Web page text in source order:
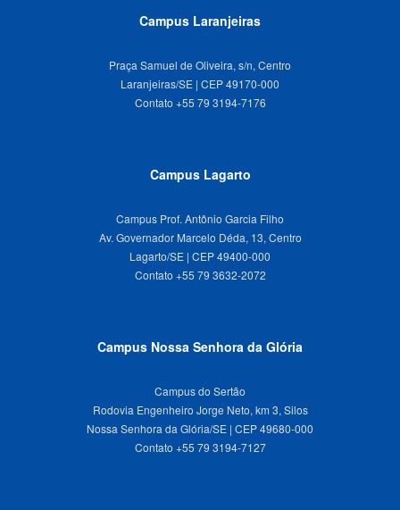
Campus Laranjeiras
Praça Samuel de Oliveira, s/n, Centro
Laranjeiras/SE | CEP 49170-000
Campus Lagarto
Campus Prof. Antônio Garcia Filho
Av. Governador Marcelo Déda, 13, Centro
Lagarto/SE | CEP 49400-000
Campus Nossa Senhora da Glória
Campus do Sertão
Rodovia Engenheiro Jorge Neto, km 3, Silos
Nossa Senhora da Glória/SE | CEP 49680-000
Contato +55 79 3194-7127